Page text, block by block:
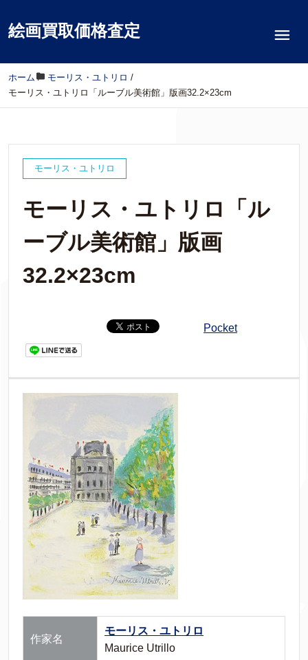
絵画買取価格査定
ホーム / モーリス・ユトリロ /
モーリス・ユトリロ「ルーブル美術館」版画32.2×23cm
モーリス・ユトリロ
モーリス・ユトリロ「ル
ーブル美術館」版画
32.2×23cm
Pocket
作家名
モーリス・ユトリロ
Maurice Utrillo